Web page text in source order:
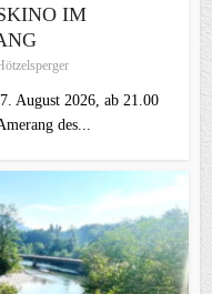
IM
August 2026, ab 21.00
des...